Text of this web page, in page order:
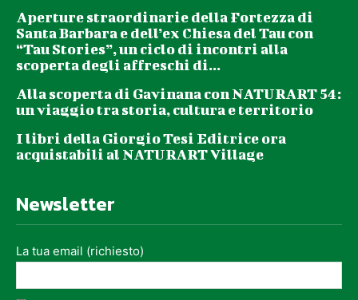
Aperture straordinarie della Fortezza di
Santa Barbara e dell’ex Chiesa del Tau con
“Tau Stories”, un ciclo di incontri alla
scoperta degli affreschi di...
Alla scoperta di Gavinana con NATURART 54:
un viaggio tra storia, cultura e territorio
I libri della Giorgio Tesi Editrice ora
acquistabili al NATURART Village
Newsletter
La tua email (richiesto)